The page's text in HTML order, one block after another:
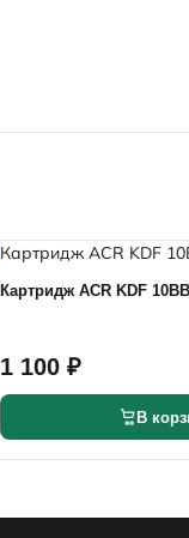
Картридж ACR KDF
1 100 ₽
В